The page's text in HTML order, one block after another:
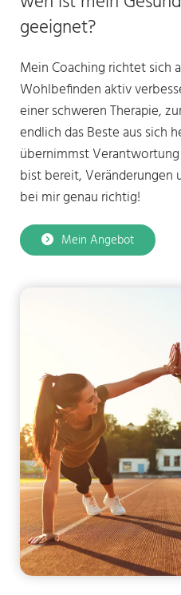
geeignet?
Mein Coaching richtet sich
Wohlbefinden aktiv
einer schweren Therapie,
endlich das Beste aus sich
übernimmst
bist bereit, Veränderungen
bei mir genau richtig!
Mein Angebot